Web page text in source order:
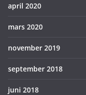
april 2020
mars 2020
november 2019
september 2018
juni 2018